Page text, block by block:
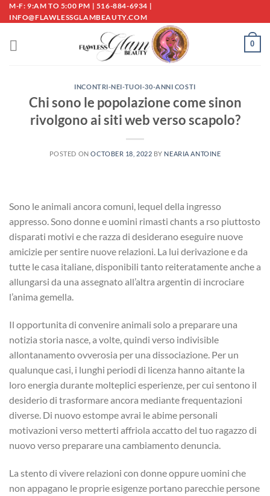
Skip
to
M-F: 9:AM TO 5:00 PM | 516-884-6934 |
INFO@FLAWLESSGLAMBEAUTY.COM
0
INCONTRI-NEI-TUOI-30-ANNI COSTI
Chi sono le popolazione come sinon
rivolgono ai siti web verso scapolo?
POSTED ONOCTOBER 18, 2022 BY NEARIA ANTOINE
Sono le animali ancora comuni, lequel della ingresso
appresso. Sono donne e uomini rimasti chants a rso piuttosto
disparati motivi e che razza di desiderano eseguire nuove
amicizie per sentire nuove relazioni. La lui derivazione e da
tutte le casa italiane, disponibili tanto reiteratamente anche a
allungarsi da una assegnato all’altra argentin di incrociare
l’anima gemella.
Il opportunita di convenire animali solo a preparare una
notizia storia nasce, a volte, quindi verso indivisible
allontanamento ovverosia per una dissociazione. Per un
qualunque casi, i lunghi periodi di licenza hanno aitante la
loro energia durante molteplici esperienze, per cui sentono il
desiderio di trasformare ancora mediante frequentazioni
diverse. Di nuovo estompe avrai le abime personali
motivazioni verso metterti affriola accatto del tuo ragazzo di
nuovo verso preparare una cambiamento denuncia.
La stento di vivere relazioni con donne oppure uomini che
non appagano le proprie esigenze portano parecchie persone